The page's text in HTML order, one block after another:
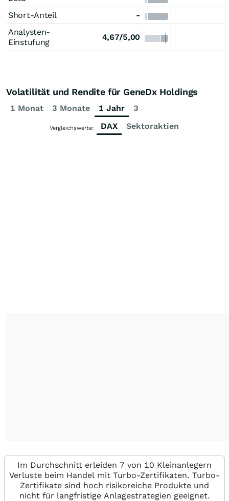
Short-Anteil
-
Analysten-
Einstufung
4,67/5,00
Volatilität und Rendite für GeneDx Holdings
1 Monat 3 Monate 1 Jahr 3 Jahre
Vergleichswerte: DAX Sektoraktien
Im Durchschnitt erleiden 7 von 10 Kleinanlegern
Verluste beim Handel mit Turbo-Zertifikaten. Turbo-
Zertifikate sind hoch risikoreiche Produkte und
nicht für langfristige Anlagestrategien geeignet.